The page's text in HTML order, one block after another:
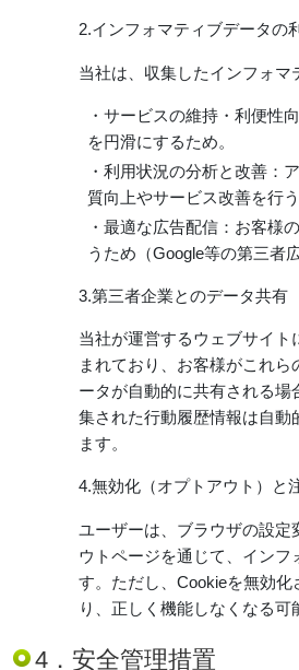
2.インフォマティブデータの
当社は、収集したインフォマ
・サービスの維持・利便性
を円滑にするため。
・利用状況の分析と改善：
質向上やサービス改善を行
・最適な広告配信：お客様
うため（Google等の第三者
3.第三者企業とのデータ共有
当社が運営するウェブサイト
まれており、お客様がこれ
ータが自動的に共有される
集された行動履歴情報は自
ます。
4.無効化（オプトアウト）と
ユーザーは、ブラウザの設定
ウトページを通じて、インフ
す。ただし、Cookieを無効
り、正しく機能しなくなる可
4．安全管理措置